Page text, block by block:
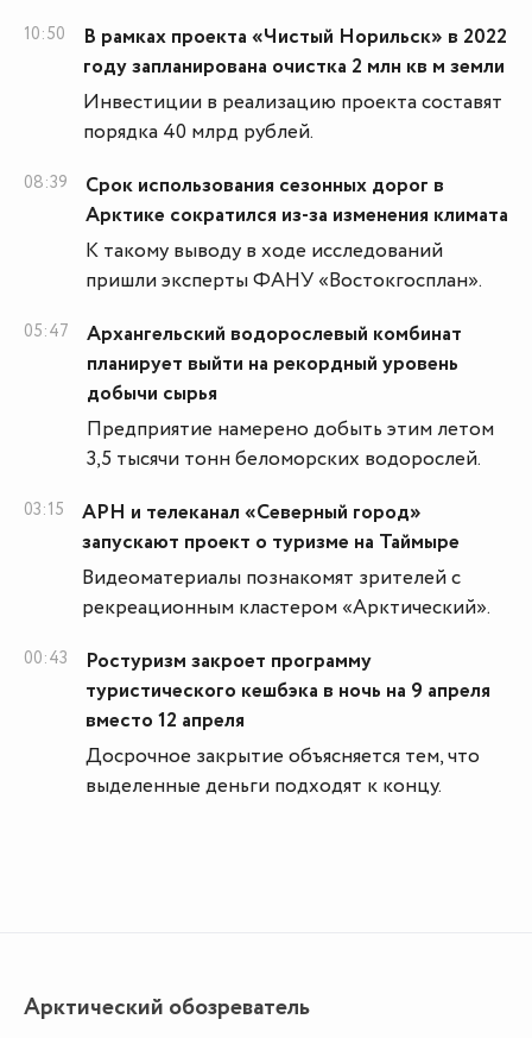
10:50
В рамках проекта «Чистый Норильск» в 2022
году запланирована очистка 2 млн кв м земли
Инвестиции в реализацию проекта составят
порядка 40 млрд рублей.
08:39
Срок использования сезонных дорог в
Арктике сократился из-за изменения климата
К такому выводу в ходе исследований
пришли эксперты ФАНУ «Востокгосплан».
05:47
Архангельский водорослевый комбинат
планирует выйти на рекордный уровень
добычи сырья
Предприятие намерено добыть этим летом
3,5 тысячи тонн беломорских водорослей.
03:15
АРН и телеканал «Северный город»
запускают проект о туризме на Таймыре
Видеоматериалы познакомят зрителей с
рекреационным кластером «Арктический».
00:43
Ростуризм закроет программу
туристического кешбэка в ночь на 9 апреля
вместо 12 апреля
Досрочное закрытие объясняется тем, что
выделенные деньги подходят к концу.
Арктический обозреватель